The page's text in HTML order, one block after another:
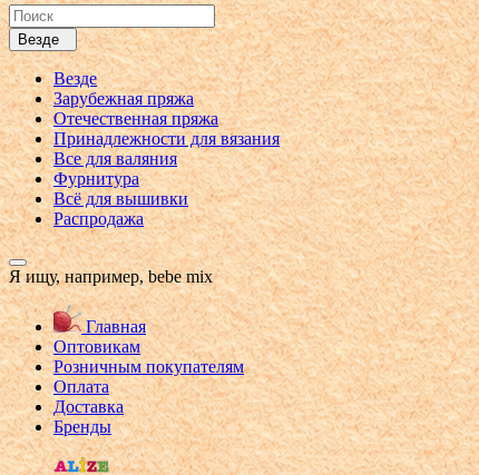
Везде
Везде
Зарубежная пряжа
Отечественная пряжа
Принадлежности для вязания
Все для валяния
Фурнитура
Всё для вышивки
Распродажа
Я ищу, например,bebe mix
Главная
Оптовикам
Розничным покупателям
Оплата
Доставка
Бренды